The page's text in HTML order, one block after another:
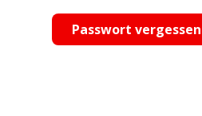
Passwort vergessen